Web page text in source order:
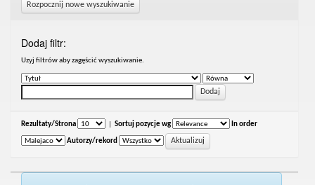
Rozpocznij nowe wyszukiwanie
Dodaj filtr:
Uzyj filtrów aby zagęścić wyszukiwanie.
Rezultaty/Strona Sortuj pozycje wg In order
Autorzy/rekord